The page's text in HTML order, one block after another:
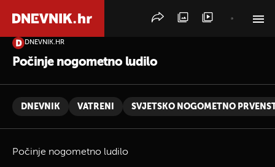
DNEVNIK.HR
Počinje nogometno ludilo
DNEVNIK VATRENI SVJETSKO NOGOMETNO
Počinje nogometno ludilo
PRETRAŽITE VIJESTI